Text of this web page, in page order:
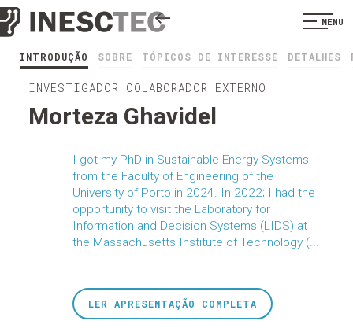
MENU
INTRODUÇÃO SOBRE TÓPICOS DE INTERESSE DETALHES
INVESTIGADOR COLABORADOR EXTERNO
Morteza Ghavidel
I got my PhD in Sustainable Energy Systems
from the Faculty of Engineering of the
University of Porto in 2024. In 2022; I had the
opportunity to visit the Laboratory for
Information and Decision Systems (LIDS) at
the Massachusetts Institute of Technology (...
LER APRESENTAÇÃO COMPLETA